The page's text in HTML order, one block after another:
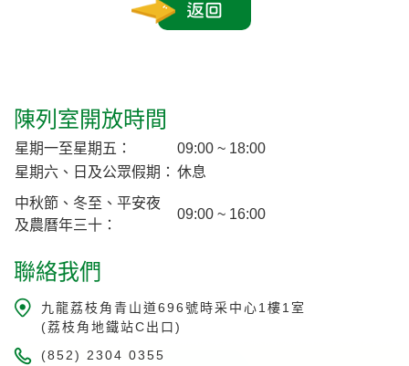
返回
陳列室開放時間
星期一至星期五：
09:00 ~ 18:00
星期六、日及公眾假期： 休息
中秋節、冬至、平安夜
及農曆年三十：
09:00 ~ 16:00
聯絡我們
九龍荔枝角青山道696號時采中心1樓1室
(荔枝角地鐵站C出口)
(852) 2304 0355